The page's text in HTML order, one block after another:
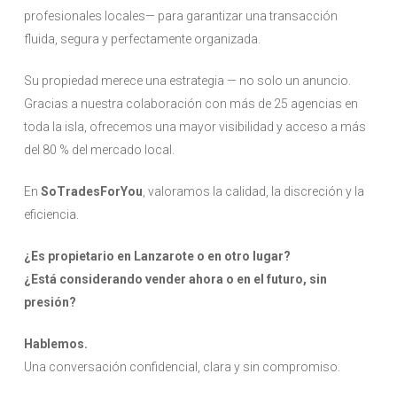
profesionales locales— para garantizar una transacción
fluida, segura y perfectamente organizada.
Su propiedad merece una estrategia — no solo un anuncio.
Gracias a nuestra colaboración con más de 25 agencias en
toda la isla, ofrecemos una mayor visibilidad y acceso a más
del 80 % del mercado local.
En SoTradesForYou , valoramos la calidad, la discreción y la
eficiencia.
¿Es propietario en Lanzarote o en otro lugar?
¿Está considerando vender ahora o en el futuro, sin
presión?
Hablemos.
Una conversación confidencial, clara y sin compromiso.